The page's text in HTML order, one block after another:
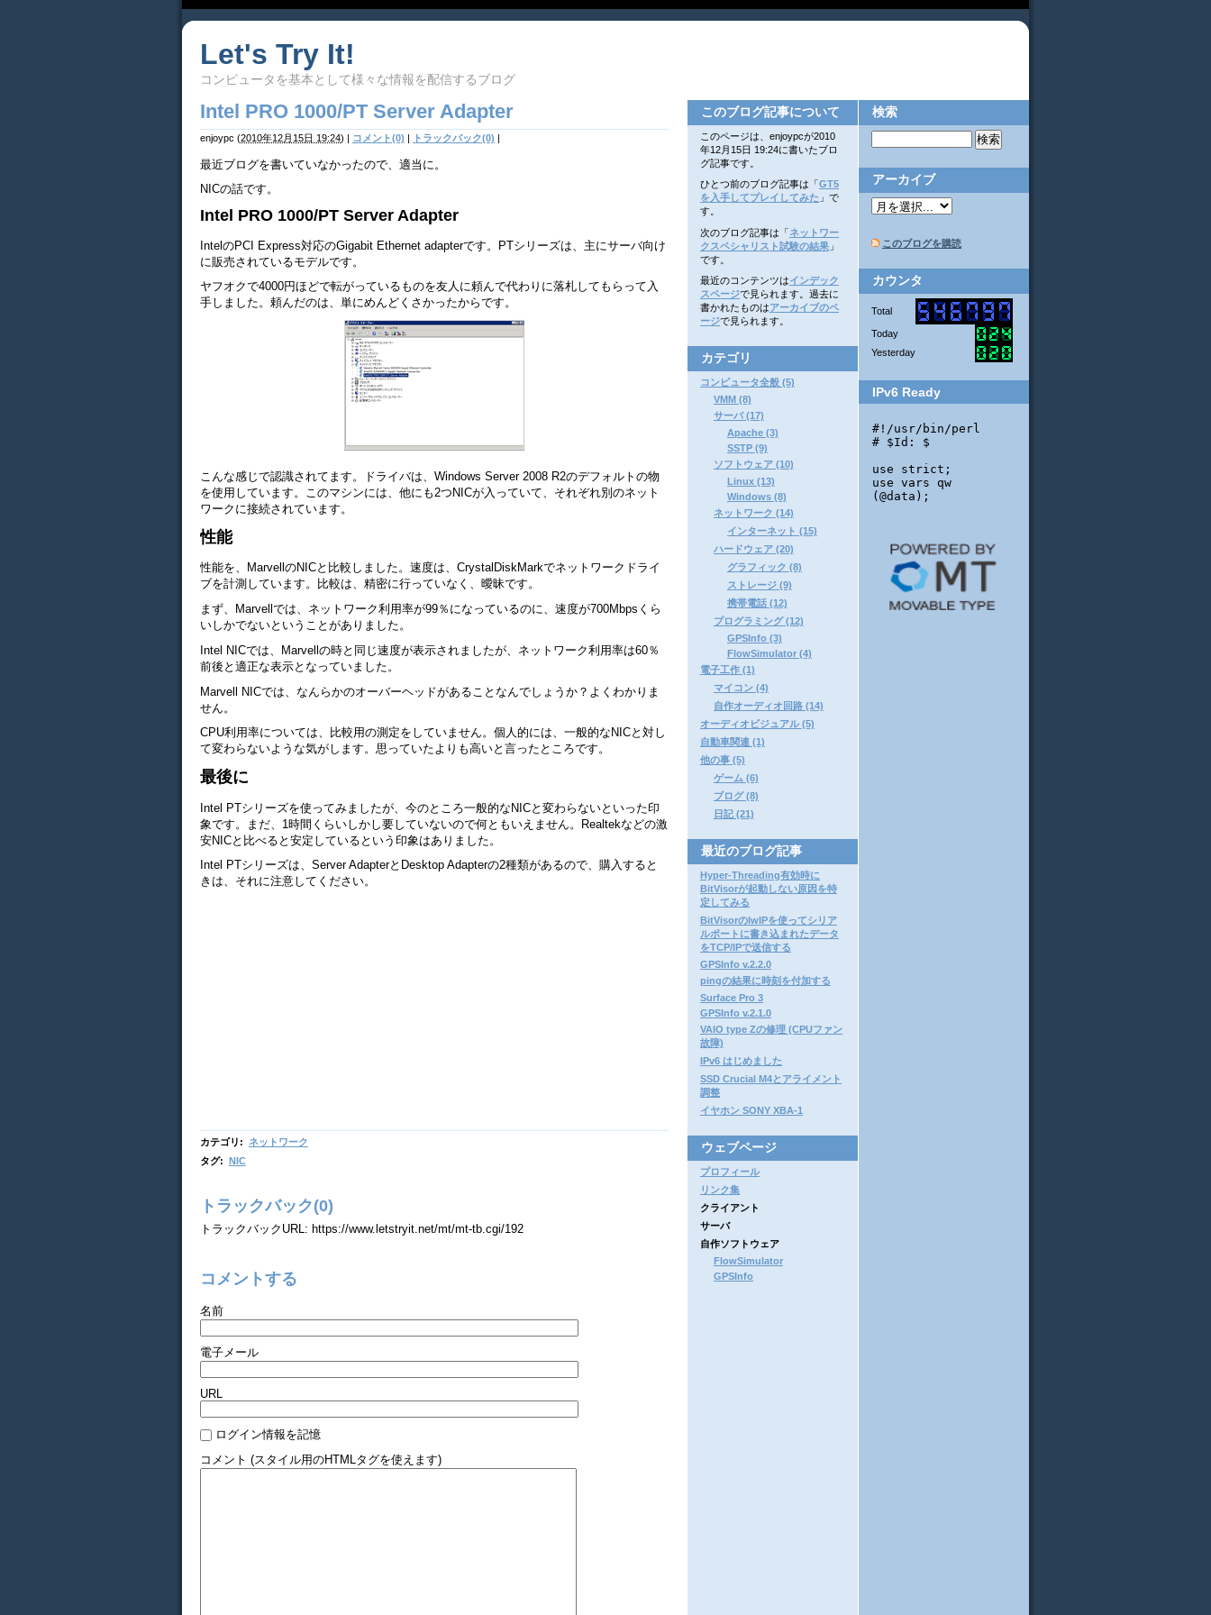
Let's Try It!
コンピュータを基本として様々な情報を配信するブログ
Intel PRO 1000/PT Server Adapter
enjoypc (2010年12月15日 19:24) | コメント(0) | トラックバック(0) |
最近ブログを書いていなかったので、適当に。
NICの話です。
Intel PRO 1000/PT Server Adapter
IntelのPCI Express対応のGigabit Ethernet adapterです。PTシリーズは、主にサーバ向け
に販売されているモデルです。
ヤフオクで4000円ほどで転がっているものを友人に頼んで代わりに落札してもらって入
手しました。頼んだのは、単にめんどくさかったからです。
こんな感じで認識されてます。ドライバは、Windows Server 2008 R2のデフォルトの物
を使用しています。このマシンには、他にも2つNICが入っていて、それぞれ別のネット
ワークに接続されています。
性能
性能を、MarvellのNICと比較しました。速度は、CrystalDiskMarkでネットワークドライ
ブを計測しています。比較は、精密に行っていなく、曖昧です。
まず、Marvellでは、ネットワーク利用率が99％になっているのに、速度が700Mbpsくら
いしかでないということがありました。
Intel NICでは、Marvellの時と同じ速度が表示されましたが、ネットワーク利用率は60％
前後と適正な表示となっていました。
Marvell NICでは、なんらかのオーバーヘッドがあることなんでしょうか？よくわかりま
せん。
CPU利用率については、比較用の測定をしていません。個人的には、一般的なNICと対し
て変わらないような気がします。思っていたよりも高いと言ったところです。
最後に
Intel PTシリーズを使ってみましたが、今のところ一般的なNICと変わらないといった印
象です。まだ、1時間くらいしかし要していないので何ともいえません。Realtekなどの激
安NICと比べると安定しているという印象はありました。
Intel PTシリーズは、Server AdapterとDesktop Adapterの2種類があるので、購入すると
きは、それに注意してください。
カテゴリ : ネットワーク
タグ: NIC
トラックバック(0)
トラックバックURL: https://www.letstryit.net/mt/mt-tb.cgi/192
コメントする
名前
電子メール
URL
ログイン情報を記憶
コメント (スタイル用のHTMLタグを使えます)
検索
アーカイブ
このブログを購読
カウンタ
Total
Today
Yesterday
IPv6 Ready
このブログ記事について
このページは、enjoypcが2010
年12月15日 19:24に書いたブロ
グ記事です。
ひとつ前のブログ記事は「 GT5
を入手してプレイしてみた 」で
す。
次のブログ記事は「ネットワー
クスペシャリスト試験の結果 」
です。
最近のコンテンツはインデック
スページで見られます。過去に
書かれたものはアーカイブのペ
ージで見られます。
カテゴリ
コンピュータ全般 (5)
VMM (8)
サーバ (17)
Apache (3)
SSTP (9)
ソフトウェア (10)
Linux (13)
Windows (8)
ネットワーク (14)
インターネット (15)
ハードウェア (20)
グラフィック (8)
ストレージ (9)
携帯電話 (12)
プログラミング (12)
GPSInfo (3)
FlowSimulator (4)
電子工作 (1)
マイコン (4)
自作オーディオ回路 (14)
オーディオビジュアル (5)
自動車関連 (1)
他の事 (5)
ゲーム (6)
ブログ (8)
日記 (21)
最近のブログ記事
Hyper-Threading有効時に
BitVisorが起動しない原因を特
定してみる
BitVisorのlwIPを使ってシリア
ルポートに書き込まれたデータ
をTCP/IPで送信する
GPSInfo v.2.2.0
pingの結果に時刻を付加する
Surface Pro 3
GPSInfo v.2.1.0
VAIO type Zの修理 (CPUファン
故障)
IPv6 はじめました
SSD Crucial M4とアライメント
調整
イヤホン SONY XBA-1
ウェブページ
プロフィール
リンク集
クライアント
サーバ
自作ソフトウェア
FlowSimulator
GPSInfo